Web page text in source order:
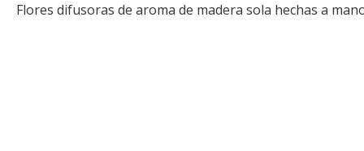
Flores difusoras de aroma de madera sola hechas a